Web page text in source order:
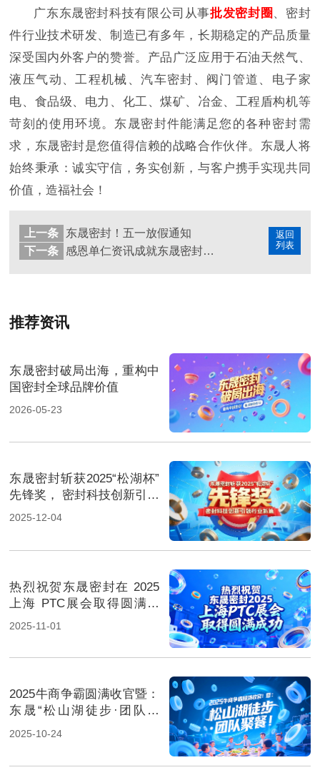
广东东晟密封科技有限公司从事批发密封圈 、密封
件行业技术研发、制造已有多年，长期稳定的产品质量
深受国内外客户的赞誉。产品广泛应用于石油天然气、
液压气动、工程机械、汽车密封、阀门管道、电子家
电、食品级、电力、化工、煤矿、冶金、工程盾构机等
苛刻的使用环境。东晟密封件能满足您的各种密封需
求，东晟密封是您值得信赖的战略合作伙伴。东晟人将
始终秉承：诚实守信，务实创新，与客户携手实现共同
价值，造福社会！
返回
列表
上一条
东晟密封！五一放假通知
下一条
感恩单仁资讯成就东晟密封逆势增长
推荐资讯
东晟密封破局出海，重构中
国密封全球品牌价值
2026-05-23
东晟密封斩获2025“松湖杯”
先锋奖， 密封科技创新引领
行业新篇！
2025-12-04
热烈祝贺东晟密封在 2025
上海 PTC展会取得圆满成
功！
2025-11-01
2025牛商争霸圆满收官暨：
东晟“松山湖徒步·团队聚
餐”！
2025-10-24